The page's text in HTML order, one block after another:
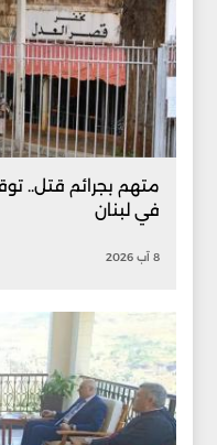
متهم بجرائم قتل..
في لبنان
8 آب 2026